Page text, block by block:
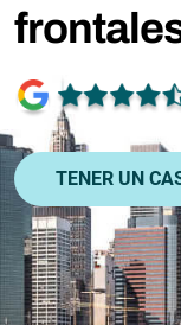
TENER UN